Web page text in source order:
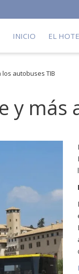
INICIO EL
autobuses TIB
y más